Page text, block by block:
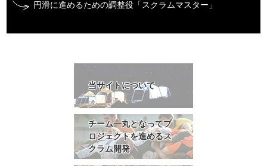
円滑に進めるための調整役「スクラムマスター」
当サイトについて
チーム一丸となってプ
ロジェクトを進めるス
クラム開発